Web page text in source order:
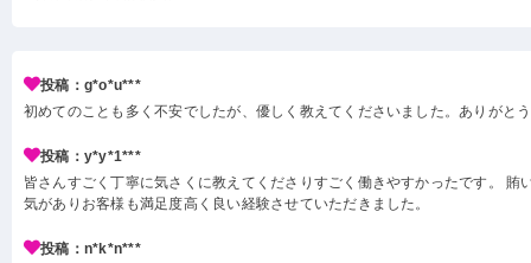
投稿：g*o*u***
初めてのことも多く不安でしたが、優しく教えてくださいました。ありがと
投稿：y*y*1***
皆さんすごく丁寧に気さくに教えてくださりすごく働きやすかったです。 賄
気がありお客様も満足度高く良い経験させていただきました。
投稿：n*k*n***